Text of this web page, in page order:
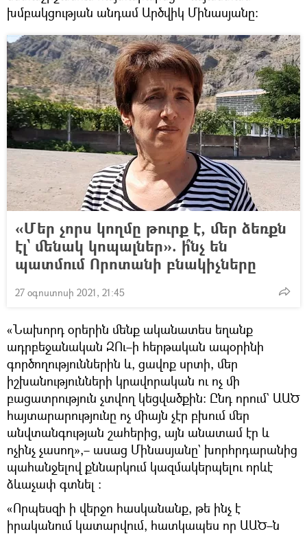
խմբակցության անդամ Արծվիկ Մինասյանը։
«Մեր չորս կողմը թուրք է, մեր ձեռքն
էլ` մենակ կոպալներ». ի՞նչ են
պատմում Որոտանի բնակիչները
27 օգոստոսի 2021, 21:45
«Նախորդ օրերին մենք ականատես եղանք
ադրբեջանական ԶՈւ–ի հերթական ապօրինի
գործողություններին և, ցավոք սրտի, մեր
իշխանությունների կրավորական ու ոչ մի
բացատրություն չտվող կեցվածքին։ Ընդ որում` ԱԱԾ
հայտարարությունը ոչ միայն չէր բխում մեր
անվտանգության շահերից, այն անատամ էր և
ոչինչ չասող»,– ասաց Մինասյանը` խորհրդարանից
պահանջելով քննարկում կազմակերպելու որևէ
ձևաչափ գտնել ։
«Որպեսզի ի վերջո հասկանանք, թե ինչ է
իրականում կատարվում, հատկապես որ ԱԱԾ–ն